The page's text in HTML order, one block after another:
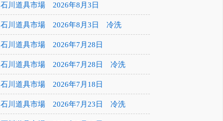
石川道具市場 2026年8月3日
石川道具市場 2026年8月3日 冷洗
石川道具市場 2026年7月28日
石川道具市場 2026年7月28日 冷洗
石川道具市場 2026年7月18日
石川道具市場 2026年7月23日 冷洗